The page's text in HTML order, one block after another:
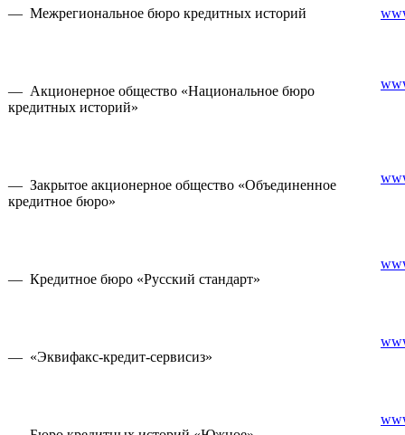
— Межрегиональное бюро кредитных историй
— Акционерное общество «Национальное бюро
кредитных историй»
— Закрытое акционерное общество «Объединенное
кредитное бюро»
— Кредитное бюро «Русский стандарт»
— «Эквифакс-кредит-сервисиз»